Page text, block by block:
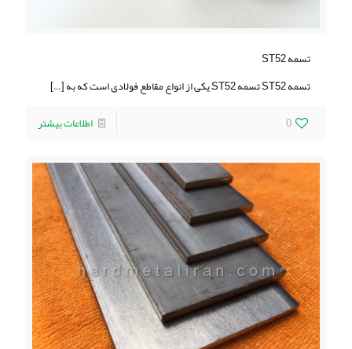
تسمه ST52
تسمه ST52 تسمه ST52 یکی از انواع مقاطع فولادی است که به
[…]
0
اطلاعات بیشتر